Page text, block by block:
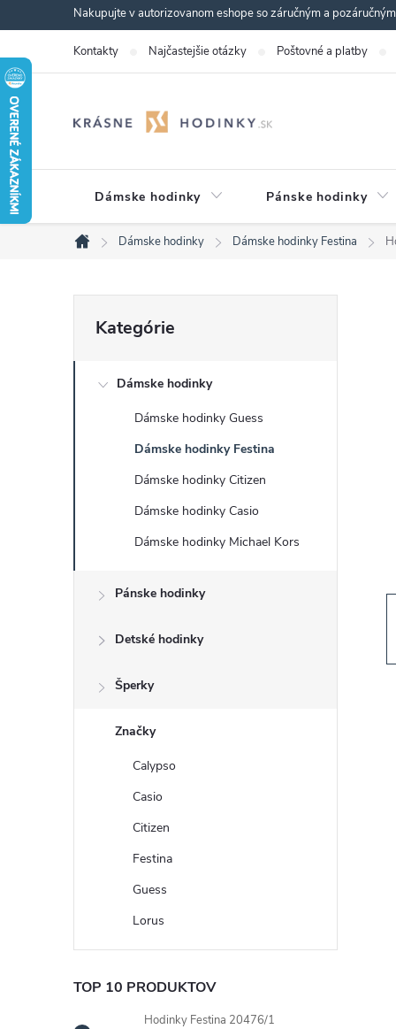
na
obsah
Nakupujte v autorizovanom eshope so záručným a
Kontakty Najčastejšie otázky Poštovné a platby
Dámske hodinky Pánske hodinky
Domov
Dámske hodinky Dámske hodinky Festina
o
a
kategórie
Kategórie
Dámske hodinky
Dámske hodinky Guess
Dámske hodinky Festina
Dámske hodinky Citizen
Dámske hodinky Casio
Dámske hodinky Michael Kors
Pánske hodinky
Detské hodinky
Šperky
Značky
Calypso
Casio
Citizen
Festina
Guess
Lorus
TOP 10 PRODUKTOV
Hodinky Festina 20476/1